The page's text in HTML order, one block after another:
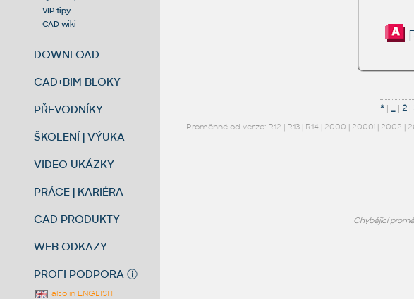
VIP tipy
CAD wiki
DOWNLOAD
CAD+BIM BLOKY
PŘEVODNÍKY
ŠKOLENÍ | VÝUKA
VIDEO UKÁZKY
PRÁCE | KARIÉRA
CAD PRODUKTY
WEB ODKAZY
PROFI PODPORA ⓘ
also in ENGLISH
* | _ |2 |
Proměnné od verze: R12 | R13| R14| 2000 | 2000i| 2002 |
Chybějící